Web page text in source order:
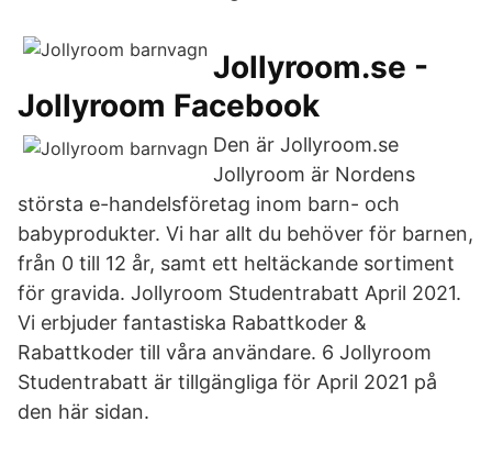
Jollyroom.se -
Jollyroom Facebook
Den är Jollyroom.se
Jollyroom är Nordens
största e-handelsföretag inom barn- och
babyprodukter. Vi har allt du behöver för barnen,
från 0 till 12 år, samt ett heltäckande sortiment
för gravida. Jollyroom Studentrabatt April 2021.
Vi erbjuder fantastiska Rabattkoder &
Rabattkoder till våra användare. 6 Jollyroom
Studentrabatt är tillgängliga för April 2021 på
den här sidan.